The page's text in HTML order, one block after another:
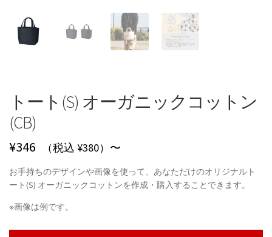
トート(S) オーガニックコットン
(CB)
¥346 （税込 ¥380）〜
お手持ちのデザインや画像を使って、あなただけのオリジナルト
ート(S) オーガニックコットンを作成・購入することできます。
※画像は例です。